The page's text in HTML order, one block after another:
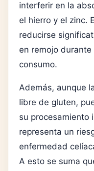
interferir en la
el hierro y el zinc.
reducirse
en remojo
consumo.
Además, aunque
libre de gluten,
su procesamiento
representa un
enfermedad
A esto se suma